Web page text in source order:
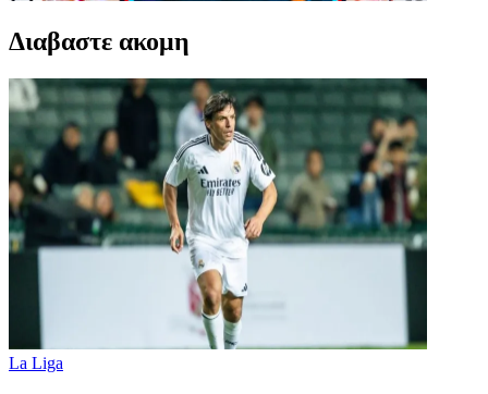
Διαβαστε ακομη
La Liga